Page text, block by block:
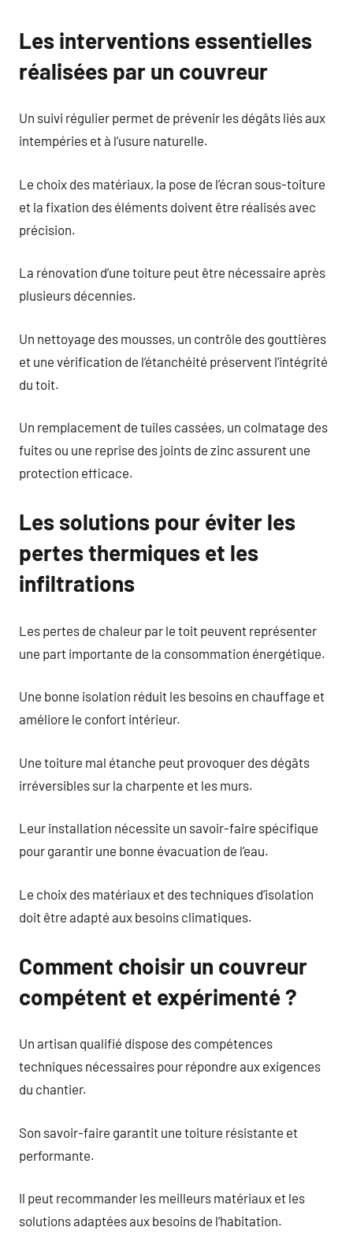
Les interventions essentielles
réalisées par un couvreur
Un suivi régulier permet de prévenir les dégâts liés aux
intempéries et à l’usure naturelle.
Le choix des matériaux, la pose de l’écran sous-toiture
et la fixation des éléments doivent être réalisés avec
précision.
La rénovation d’une toiture peut être nécessaire après
plusieurs décennies.
Un nettoyage des mousses, un contrôle des gouttières
et une vérification de l’étanchéité préservent l’intégrité
du toit.
Un remplacement de tuiles cassées, un colmatage des
fuites ou une reprise des joints de zinc assurent une
protection efficace.
Les solutions pour éviter les
pertes thermiques et les
infiltrations
Les pertes de chaleur par le toit peuvent représenter
une part importante de la consommation énergétique.
Une bonne isolation réduit les besoins en chauffage et
améliore le confort intérieur.
Une toiture mal étanche peut provoquer des dégâts
irréversibles sur la charpente et les murs.
Leur installation nécessite un savoir-faire spécifique
pour garantir une bonne évacuation de l’eau.
Le choix des matériaux et des techniques d’isolation
doit être adapté aux besoins climatiques.
Comment choisir un couvreur
compétent et expérimenté ?
Un artisan qualifié dispose des compétences
techniques nécessaires pour répondre aux exigences
du chantier.
Son savoir-faire garantit une toiture résistante et
performante.
Il peut recommander les meilleurs matériaux et les
solutions adaptées aux besoins de l’habitation.